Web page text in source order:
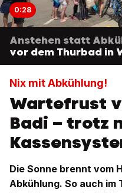
0:28
Anstehen statt
vor dem Thurbad in
Nix mit Abkühlung!
Wartefrust
Badi – trotz
Die Sonne brennt vom
Abkühlung. So auch im